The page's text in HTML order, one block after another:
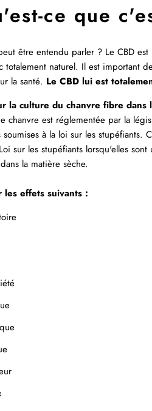
ce que
être entendu parler ? Le CBD est
totalement naturel. Il est important
la santé. Le CBD lui est
la culture du chanvre fibre dans
chanvre est réglementée par la
soumises à la loi sur les
sur les stupéfiants lorsqu'elles
la matière sèche.
les effets suivants :